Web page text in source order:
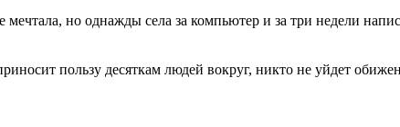
но однажды села за компьютер и за три недели
пользу десяткам людей вокруг, никто не уйдет